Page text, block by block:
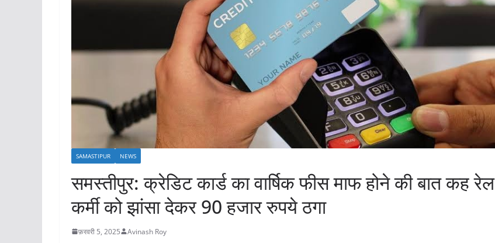
SAMASTIPUR NEWS
समस्तीपुर: क्रेडिट कार्ड का वार्षिक फीस माफ होने की बात कह रेल
कर्मी को झांसा देकर 90 हजार रुपये ठगा
फ़रवरी 5, 2025 Avinash Roy